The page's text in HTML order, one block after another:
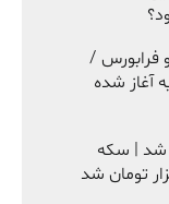
/
آغاز شده
شد | سکه